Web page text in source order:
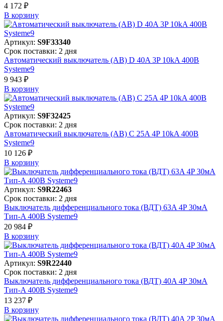
4 172 ₽
В корзинy
Артикул: S9F33340
Срок поставки: 2 дня
Автоматический выключатель (АВ) D 40A 3P 10kA 400В
Systeme9
9 943 ₽
В корзинy
Артикул: S9F32425
Срок поставки: 2 дня
Автоматический выключатель (АВ) C 25A 4P 10kA 400В
Systeme9
10 126 ₽
В корзинy
Артикул: S9R22463
Срок поставки: 2 дня
Выключатель дифференциального тока (ВДТ) 63A 4P 30мА
Тип-A 400В Systeme9
20 984 ₽
В корзинy
Артикул: S9R22440
Срок поставки: 2 дня
Выключатель дифференциального тока (ВДТ) 40A 4P 30мА
Тип-A 400В Systeme9
13 237 ₽
В корзинy